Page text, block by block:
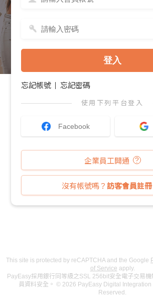
忘記帳號 忘記密碼
使用下列平台登入
Facebook
企業員工開通
沒有帳號嗎？ 訪客會員註冊
This site is protected by reCAPTCHA and the Google
of Service apply.
PayEasy採用銀行同等級之SSL 256bit安全電子交易
員資料安全。 © 2026 PayEasy Digital Integration
Reserved.